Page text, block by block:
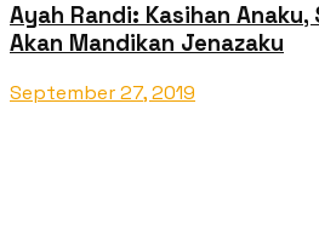
Ayah Randi: Kasihan Anaku,
Akan Mandikan Jenazaku
September 27, 2019